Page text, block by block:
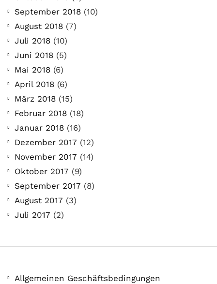
September 2018 (10)
August 2018 (7)
Juli 2018 (10)
Juni 2018 (5)
Mai 2018 (6)
April 2018 (6)
März 2018 (15)
Februar 2018 (18)
Januar 2018 (16)
Dezember 2017 (12)
November 2017 (14)
Oktober 2017 (9)
September 2017 (8)
August 2017 (3)
Juli 2017 (2)
Allgemeinen Geschäftsbedingungen